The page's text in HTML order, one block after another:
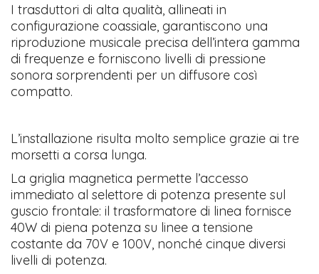
I trasduttori di alta qualità, allineati in
configurazione coassiale, garantiscono una
riproduzione musicale precisa dell’intera gamma
di frequenze e forniscono livelli di pressione
sonora sorprendenti per un diffusore così
compatto.
L’installazione risulta molto semplice grazie ai tre
morsetti a corsa lunga.
La griglia magnetica permette l’accesso
immediato al selettore di potenza presente sul
guscio frontale: il trasformatore di linea fornisce
40W di piena potenza su linee a tensione
costante da 70V e 100V, nonché cinque diversi
livelli di potenza.